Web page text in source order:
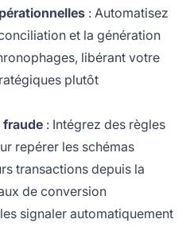
: Automatisez
et la génération
libérant votre
plutôt
fraude : Intégrez des règles
repérer les schémas
transactions depuis la
de conversion
signaler automatiquement